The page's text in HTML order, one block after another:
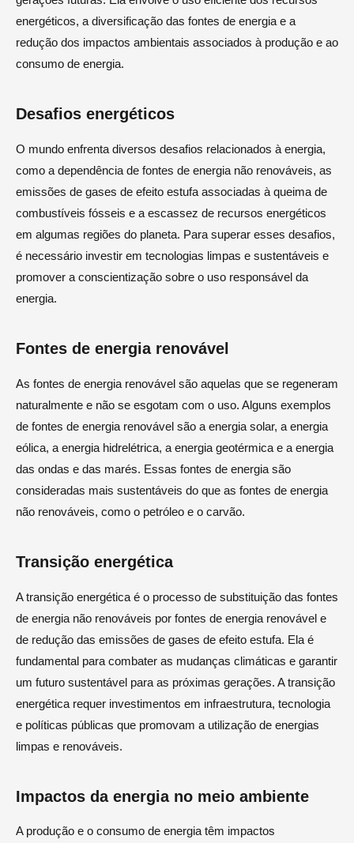
energéticos, a diversificação das fontes de energia e a
redução dos impactos ambientais associados à produção e ao
consumo de energia.
Desafios energéticos
O mundo enfrenta diversos desafios relacionados à energia,
como a dependência de fontes de energia não renováveis, as
emissões de gases de efeito estufa associadas à queima de
combustíveis fósseis e a escassez de recursos energéticos
em algumas regiões do planeta. Para superar esses desafios,
é necessário investir em tecnologias limpas e sustentáveis e
promover a conscientização sobre o uso responsável da
energia.
Fontes de energia renovável
As fontes de energia renovável são aquelas que se regeneram
naturalmente e não se esgotam com o uso. Alguns exemplos
de fontes de energia renovável são a energia solar, a energia
eólica, a energia hidrelétrica, a energia geotérmica e a energia
das ondas e das marés. Essas fontes de energia são
consideradas mais sustentáveis do que as fontes de energia
não renováveis, como o petróleo e o carvão.
Transição energética
A transição energética é o processo de substituição das fontes
de energia não renováveis por fontes de energia renovável e
de redução das emissões de gases de efeito estufa. Ela é
fundamental para combater as mudanças climáticas e garantir
um futuro sustentável para as próximas gerações. A transição
energética requer investimentos em infraestrutura, tecnologia
e políticas públicas que promovam a utilização de energias
limpas e renováveis.
Impactos da energia no meio ambiente
A produção e o consumo de energia têm impactos